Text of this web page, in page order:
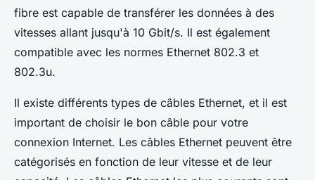
fibre est capable de transférer les données à des
vitesses allant jusqu'à 10 Gbit/s. Il est également
compatible avec les normes Ethernet 802.3 et
802.3u.
Il existe différents types de câbles Ethernet, et il est
important de choisir le bon câble pour votre
connexion Internet. Les câbles Ethernet peuvent être
catégorisés en fonction de leur vitesse et de leur